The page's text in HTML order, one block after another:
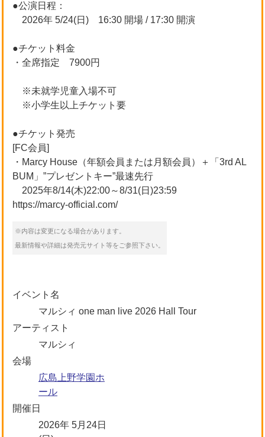
●公演日程：
2026年 5/24(日) 16:30 開場 / 17:30 開演
●チケット料金
・全席指定 7900円
※未就学児童入場不可
※小学生以上チケット要
●チケット発売
[FC会員]
・Marcy House（年額会員または月額会員）＋「3rd AL
BUM」”プレゼントキー”最速先行
2025年8/14(木)22:00～8/31(日)23:59
https://marcy-official.com/
※内容は変更になる場合があります。
最新情報や詳細は発売元サイト等をご参照下さい。
イベント名
マルシィ one man live 2026 Hall Tour
アーティスト
マルシィ
会場
広島上野学園ホ
ール
開催日
2026年 5月24日